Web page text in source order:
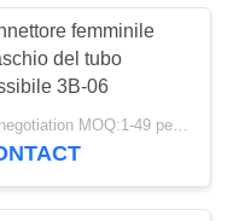
femminile
del tubo
3B-06